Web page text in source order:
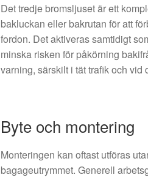
Det tredje bromsljuset är ett
bakluckan eller bakrutan för att
fordon. Det aktiveras samtidigt
minska risken för påkörning
varning, särskilt i tät trafik och vid
Byte och montering
Monteringen kan oftast utföras
bagageutrymmet. Generell